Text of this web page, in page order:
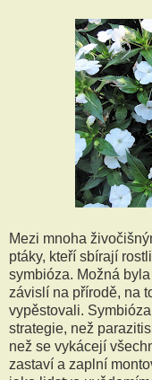
Mezi mnoha
ptáky, kteří sbírají
symbióza. Možná
závislí na přírodě, na
vypěstovali.
strategie, než
než se vykácejí
zastaví a zaplní